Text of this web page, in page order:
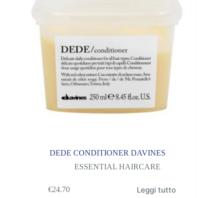
DEDE CONDITIONER DAVINES
ESSENTIAL HAIRCARE
€24.70 Leggi tutto